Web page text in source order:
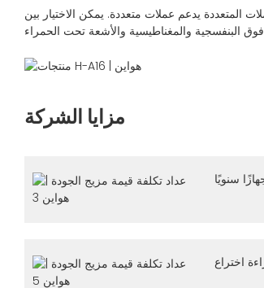
المتعددة يدعم عملات متعددة. يمكن الاختيار بين
مزايا الشركة